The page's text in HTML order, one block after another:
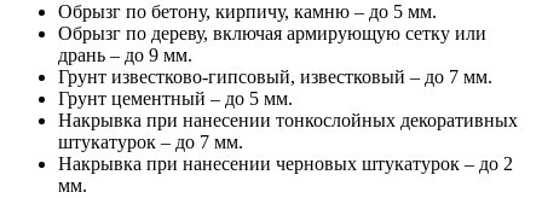
Обрызг по бетону, кирпичу, камню – до 5 мм.
Обрызг по дереву, включая армирующую сетку или
дрань – до 9 мм.
Грунт известково-гипсовый, известковый – до 7 мм.
Грунт цементный – до 5 мм.
Накрывка при нанесении тонкослойных декоративных
штукатурок – до 7 мм.
Накрывка при нанесении черновых штукатурок – до 2
мм.